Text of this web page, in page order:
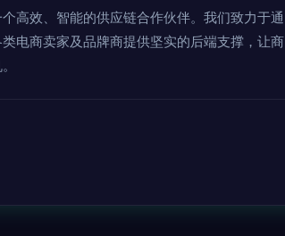
高效、智能的供应链合作伙伴。我们致力于通
电商卖家及品牌商提供坚实的后端支撑，让商